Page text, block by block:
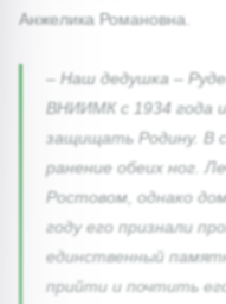
Анжелика Романовна.
– Наш дедушка –
ВНИИМК с 1934 года
защищать Родину. В
ранение обеих ног.
Ростовом, однако
году его признали
единственный
прийти и почтить